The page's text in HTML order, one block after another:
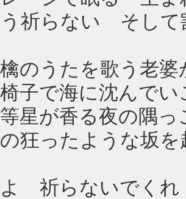
う祈らない そして
のうたを歌う老婆
子で海に沈んで
星が香る夜の隅っ
狂ったような坂を
祈らないでく